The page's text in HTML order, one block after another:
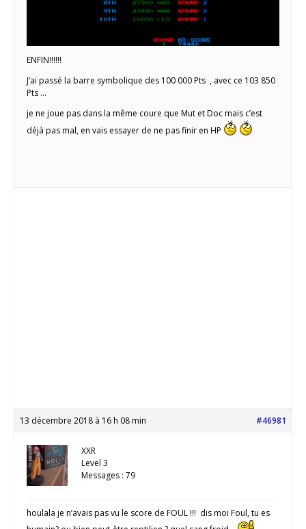
ENFIN!!!!!!
J’ai passé la barre symbolique des 100 000 Pts , avec ce 103 850
Pts …
je ne joue pas dans la même coure que Mut et Doc mais c’est
déjà pas mal, en vais essayer de ne pas finir en HP
13 décembre 2018 à 16 h 08 min #46981
XXR
Level 3
Messages : 79
houlala je n’avais pas vu le score de FOUL !!! dis moi Foul, tu es